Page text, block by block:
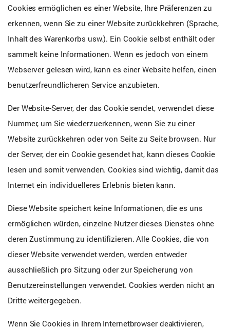
Cookies ermöglichen es einer Website, Ihre Präferenzen zu
erkennen, wenn Sie zu einer Website zurückkehren (Sprache,
Inhalt des Warenkorbs usw.). Ein Cookie selbst enthält oder
sammelt keine Informationen. Wenn es jedoch von einem
Webserver gelesen wird, kann es einer Website helfen, einen
benutzerfreundlicheren Service anzubieten.
Der Website-Server, der das Cookie sendet, verwendet diese
Nummer, um Sie wiederzuerkennen, wenn Sie zu einer
Website zurückkehren oder von Seite zu Seite browsen. Nur
der Server, der ein Cookie gesendet hat, kann dieses Cookie
lesen und somit verwenden. Cookies sind wichtig, damit das
Internet ein individuelleres Erlebnis bieten kann.
Diese Website speichert keine Informationen, die es uns
ermöglichen würden, einzelne Nutzer dieses Dienstes ohne
deren Zustimmung zu identifizieren. Alle Cookies, die von
dieser Website verwendet werden, werden entweder
ausschließlich pro Sitzung oder zur Speicherung von
Benutzereinstellungen verwendet. Cookies werden nicht an
Dritte weitergegeben.
Wenn Sie Cookies in Ihrem Internetbrowser deaktivieren,